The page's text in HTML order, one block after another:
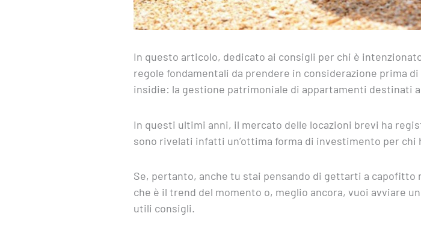
In questo articolo, dedicato ai consigli per chi è
regole fondamentali da prendere in considerazione prima
insidie: la gestione patrimoniale di appartamenti destinati
In questi ultimi anni, il mercato delle locazioni brevi ha
sono rivelati infatti un’ottima forma di investimento per
Se, pertanto, anche tu stai pensando di gettarti a capofitto
che è il trend del momento o, meglio ancora, vuoi avviare
utili consigli.